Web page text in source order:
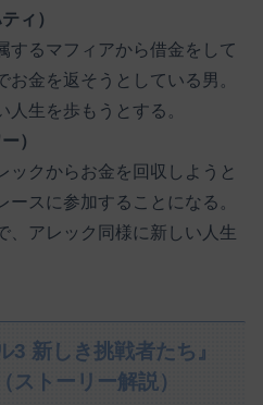
ィ）
するマフィアから借金をして
お金を返そうとしている男。
人生を歩もうとする。
）
ックからお金を回収しようと
スに参加することになる。
、アレック同様に新しい人生
3 新しき挑戦者たち』
ストーリー解説）